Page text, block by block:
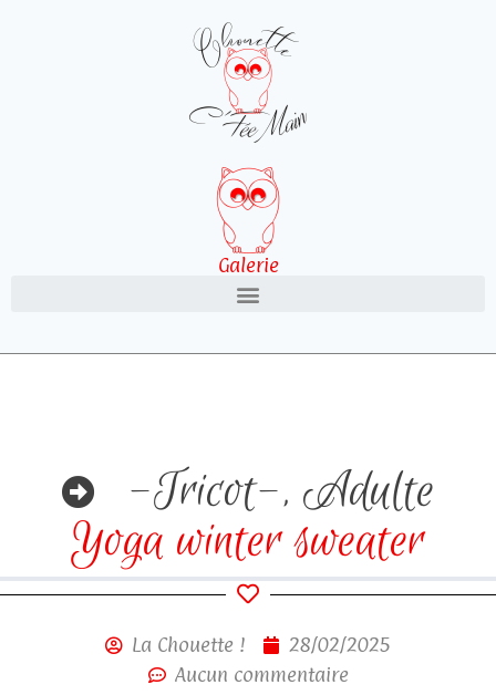
Galerie
-Tricot-, Adulte
Yoga winter sweater
La Chouette !
28/02/2025
Aucun commentaire